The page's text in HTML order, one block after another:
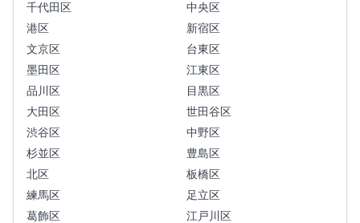
千代田区
中央区
港区
新宿区
文京区
台東区
墨田区
江東区
品川区
目黒区
大田区
世田谷区
渋谷区
中野区
杉並区
豊島区
北区
板橋区
練馬区
足立区
葛飾区
江戸川区